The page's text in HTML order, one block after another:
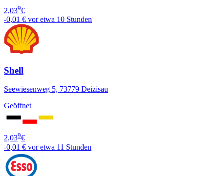
2,039€
-0,01 € vor etwa 10 Stunden
Shell
Seewiesenweg 5, 73779 Deizisau
Geöffnet
2,039€
-0,01 € vor etwa 11 Stunden